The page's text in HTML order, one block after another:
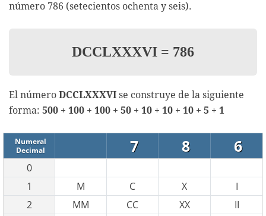
número 786 (setecientos ochenta y seis).
DCCLXXXVI = 786
El número DCCLXXXVI se construye de la siguiente
forma: 500 + 100 + 100 + 50 + 10 + 10 + 10 + 5 + 1
Numeral
Decimal
7 8 6
0
1
M C X
I
2
MM CC XX
II